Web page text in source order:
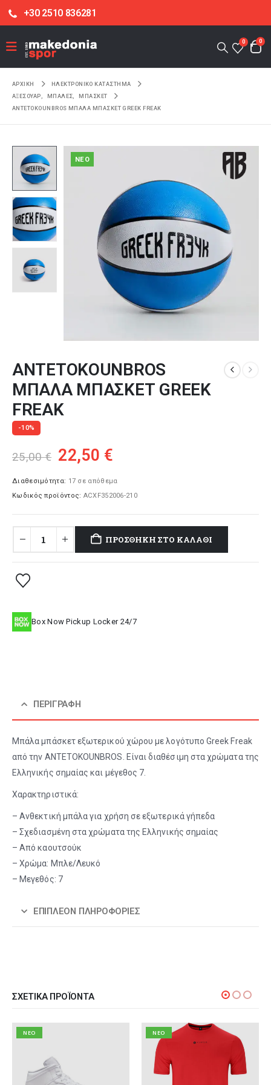
+30 2510 836281
0 0
ΑΡΧΙΚΉ
ΗΛΕΚΤΡΟΝΙΚΌ ΚΑΤΆΣΤΗΜΑ
ΑΞΕΣΟΥΑΡ
ΜΠΑΛΕΣ
ΜΠΑΣΚΕΤ
ANTETOKOUNBROS ΜΠΑΛΑ ΜΠΑΣΚΕΤ GREEK FREAK
NEO
ANTETOKOUNBROS
ΜΠΑΛΑ ΜΠΑΣΚΕΤ GREEK
FREAK
-10%
25,00€ Original
was:
25,00 €.
22,50 €
τιμή
είναι:
22,50 €.
Διαθεσιμότητα: 17 σε απόθεμα
Κωδικός προϊόντος: ACXF352006-210
ΠΡΟΣΘΉΚΗ ΣΤΟ ΚΑΛΆΘΙ
Box Now Pickup Locker 24/7
ΠΕΡΙΓΡΑΦΉ
Μπάλα μπάσκετ εξωτερικού χώρου με λογότυπο Greek Freak
από την ANTETOKOUNBROS. Είναι διαθέσιμη στα χρώματα της
Ελληνικής σημαίας και μέγεθος 7.
Χαρακτηριστικά:
– Ανθεκτική μπάλα για χρήση σε εξωτερικά γήπεδα
– Σχεδιασμένη στα χρώματα της Ελληνικής σημαίας
– Από καουτσούκ
– Χρώμα: Μπλε/Λευκό
– Μεγεθός: 7
ΕΠΙΠΛΈΟΝ ΠΛΗΡΟΦΟΡΊΕΣ
ΣΧΕΤΙΚΆ ΠΡΟΪΌΝΤΑ
NEO NEO